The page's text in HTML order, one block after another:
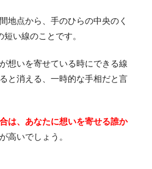
地点から、手のひらの中央のく
い線のことです。
想いを寄せている時にできる線
と消える、一時的な手相だと言
は、あなたに想いを寄せる誰か
高いでしょう。